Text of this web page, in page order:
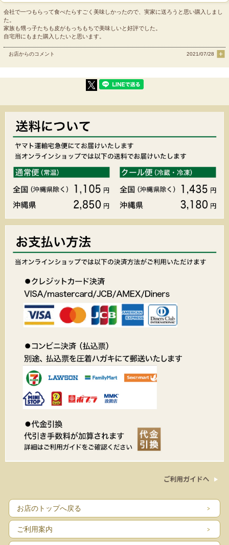
会社で一つもらって食べたらすごく美味しかったので、実家に送ろうと思い購入しまし
た。
家族も甥っ子たちも皮がもっちもちで美味しいと好評でした。
自宅用にもまた購入したいと思います。
お店からのコメント 2021/07/28
お店のトップへ戻る
ご利用案内